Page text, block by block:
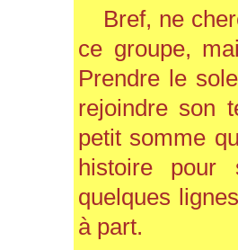
Bref, ne
ce groupe,
Prendre le
rejoindre son
petit somme
histoire pour
quelques
à part.